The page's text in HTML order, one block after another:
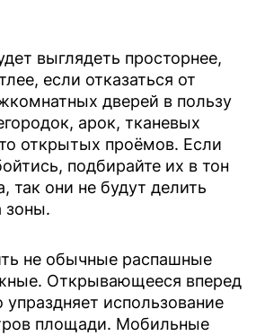
выглядеть просторнее,
если отказаться от
дверей в пользу
арок, тканевых
открытых проёмов. Если
подбирайте их в тон
так они не будут делить
зоны.
не обычные распашные
Открывающееся вперед
упраздняет использование
площади. Мобильные